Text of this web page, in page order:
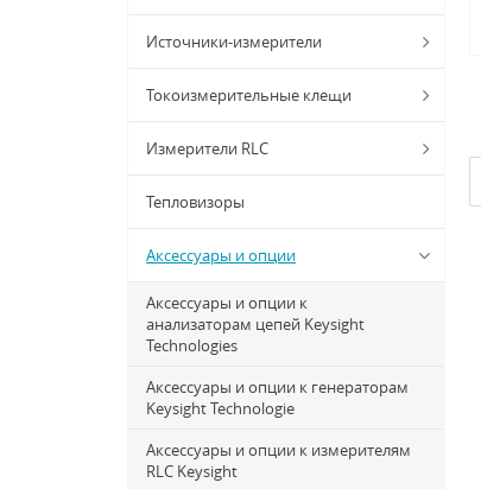
Источники-измерители
Токоизмерительные клещи
Измерители RLC
Тепловизоры
Аксессуары и опции
Аксессуары и опции к
анализаторам цепей Keysight
Technologies
Аксессуары и опции к генераторам
Keysight Technologie
Аксессуары и опции к измерителям
RLC Keysight